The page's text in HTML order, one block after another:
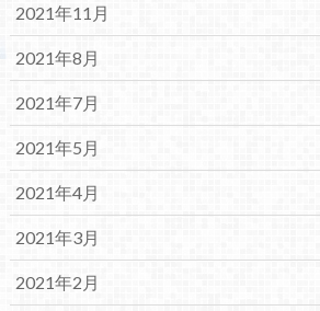
2021年11月
2021年8月
2021年7月
2021年5月
2021年4月
2021年3月
2021年2月